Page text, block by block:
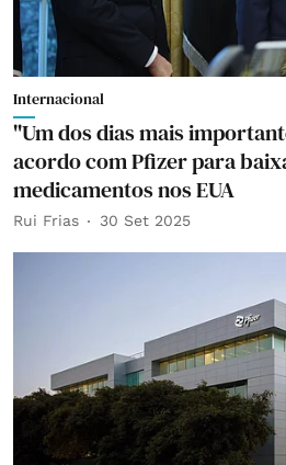
Internacional
"Um dos dias mais
acordo com Pfizer para
medicamentos nos EUA
Rui Frias 30 Set 2025